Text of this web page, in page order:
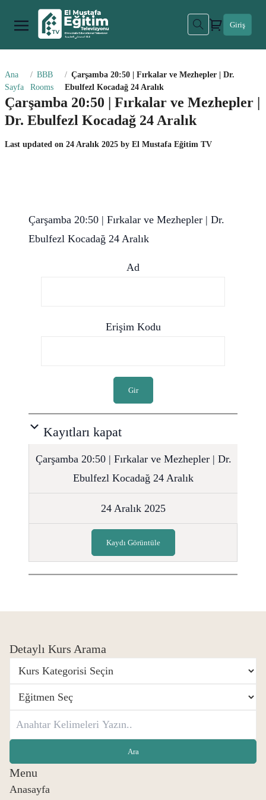
Giriş
Ana
Sayfa
BBB
Rooms
Çarşamba 20:50 | Fırkalar ve Mezhepler | Dr.
Ebulfezl Kocadağ 24 Aralık
Çarşamba 20:50 | Fırkalar ve Mezhepler |
Dr. Ebulfezl Kocadağ 24 Aralık
Last updated on 24 Aralık 2025 by El Mustafa Eğitim TV
Çarşamba 20:50 | Fırkalar ve Mezhepler | Dr.
Ebulfezl Kocadağ 24 Aralık
Ad
Erişim Kodu
Gir
Kayıtları kapat
Çarşamba 20:50 | Fırkalar ve Mezhepler | Dr.
Ebulfezl Kocadağ 24 Aralık
24 Aralık 2025
Kaydı Görüntüle
Detaylı Kurs Arama
Menu
Anasayfa